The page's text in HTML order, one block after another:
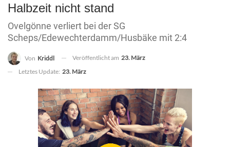
Halbzeit nicht stand
Ovelgönne verliert bei der SG
Scheps/Edewechterdamm/Husbäke mit 2:4
Von Kriddl Veröffentlicht am 23. März
Letztes Update: 23. März